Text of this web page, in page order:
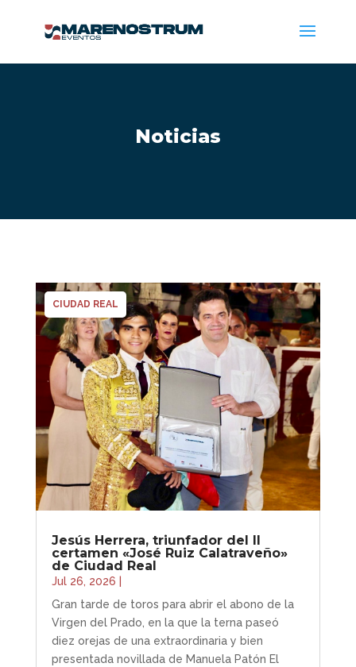
Noticias
Jesús Herrera, triunfador del II
certamen «José Ruiz Calatraveño»
de Ciudad Real
Jul 26, 2026
CIUDAD REAL
Gran tarde de toros para abrir el abono de la
Virgen del Prado, en la que la terna paseó
diez orejas de una extraordinaria y bien
presentada novillada de Manuela Patón El